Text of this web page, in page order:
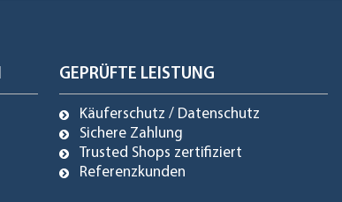
GEPRÜFTE LEISTUNG
Käuferschutz / Datenschutz
Sichere Zahlung
Trusted Shops zertifiziert
Referenzkunden